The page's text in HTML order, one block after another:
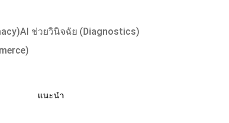
AI ช่วยวินิจฉัย (Diagnostics)
แนะนำ